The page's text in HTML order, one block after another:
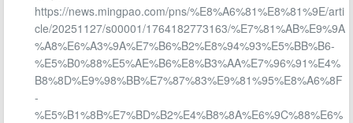
https://news.mingpao.com/pns/%E8%A6%81%E8%81%9E/arti
cle/20251127/s00001/1764182773163/%E7%81%AB%E9%9A
%A8%E6%A3%9A%E7%B6%B2%E8%94%93%E5%BB%B6-
%E5%B0%88%E5%AE%B6%E8%B3%AA%E7%96%91%E4%
B8%8D%E9%98%BB%E7%87%83%E9%81%95%E8%A6%8F
-
%E5%B1%8B%E7%BD%B2%E4%B8%8A%E6%9C%88%E6%